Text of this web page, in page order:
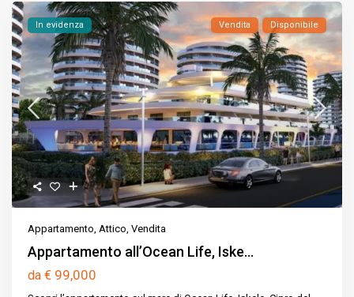
In evidenza Vendita Disponibile
Appartamento,Attico,Vendita
Appartamento all’Ocean Life, Iske...
da € 99,000